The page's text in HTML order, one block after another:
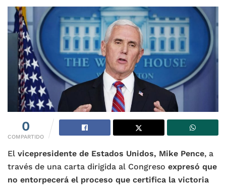
0
COMPARTIDO
El vicepresidente de Estados Unidos, Mike Pence, a
través de una carta dirigida al Congreso expresó que
no entorpecerá el proceso que certifica la victoria